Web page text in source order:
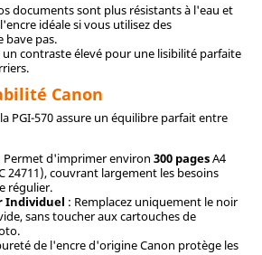
documents sont plus résistants à l'eau et
idéale si vous utilisez des
bave pas.
contraste élevé pour une lisibilité parfaite
Canon
PGI-570 assure un équilibre parfait entre
d'imprimer environ 300 pagesA4
24711), couvrant largement les besoins
régulier.
Individuel : Remplacez uniquement le noir
sans toucher aux cartouches de
de l'encre d'origine Canon protège les